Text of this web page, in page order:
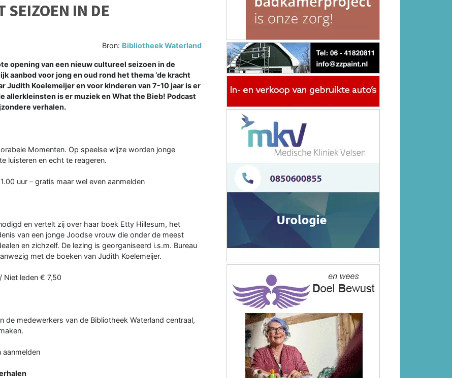
SEIZOEN IN DE
Bron: Bibliotheek Waterland
opening van een nieuw cultureel seizoen in de
aanbod voor jong en oud rond het thema ‘de kracht
Judith Koelemeijer en voor kinderen van 7-10 jaar is er
allerkleinsten is er muziek en What the Bieb! Podcast
verhalen.
Momenten. Op speelse wijze worden jonge
luisteren en echt te reageren.
uur – gratis maar wel even aanmelden
en vertelt zij over haar boek Etty Hillesum, het
van een jonge Joodse vrouw die onder de meest
en zichzelf. De lezing is georganiseerd i.s.m. Bureau
met de boeken van Judith Koelemeijer.
Niet leden € 7,50
de medewerkers van de Bibliotheek Waterland centraal,
aanmelden